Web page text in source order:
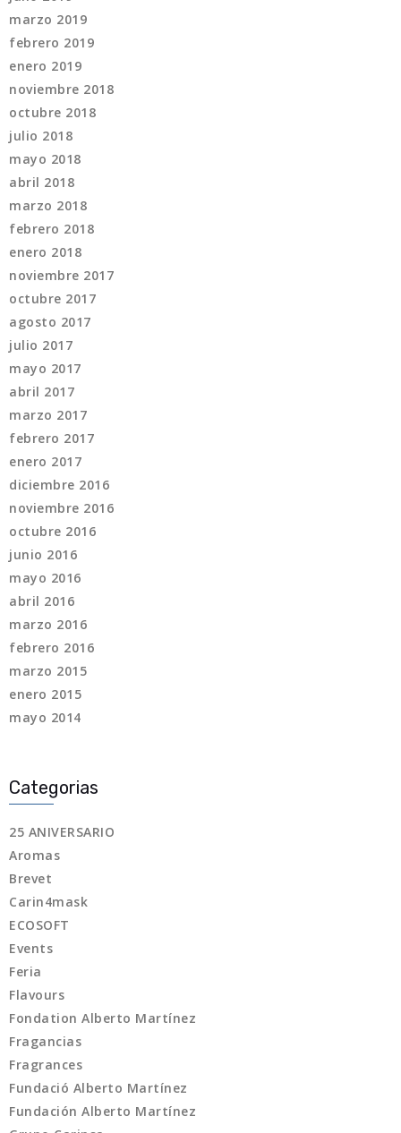
marzo 2019
febrero 2019
enero 2019
noviembre 2018
octubre 2018
julio 2018
mayo 2018
abril 2018
marzo 2018
febrero 2018
enero 2018
noviembre 2017
octubre 2017
agosto 2017
julio 2017
mayo 2017
abril 2017
marzo 2017
febrero 2017
enero 2017
diciembre 2016
noviembre 2016
octubre 2016
junio 2016
mayo 2016
abril 2016
marzo 2016
febrero 2016
marzo 2015
enero 2015
mayo 2014
Categorias
25 ANIVERSARIO
Aromas
Brevet
Carin4mask
ECOSOFT
Events
Feria
Flavours
Fondation Alberto Martínez
Fragancias
Fragrances
Fundació Alberto Martínez
Fundación Alberto Martínez